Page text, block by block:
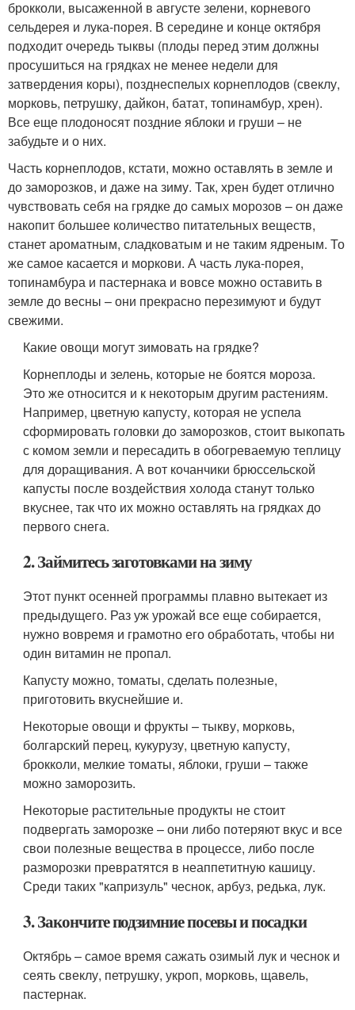
брокколи, высаженной в августе зелени, корневого
сельдерея и лука-порея. В середине и конце октября
подходит очередь тыквы (плоды перед этим должны
просушиться на грядках не менее недели для
затвердения коры), позднеспелых корнеплодов (свеклу,
морковь, петрушку, дайкон, батат, топинамбур, хрен).
Все еще плодоносят поздние яблоки и груши – не
забудьте и о них.
Часть корнеплодов, кстати, можно оставлять в земле и
до заморозков, и даже на зиму. Так, хрен будет отлично
чувствовать себя на грядке до самых морозов – он даже
накопит большее количество питательных веществ,
станет ароматным, сладковатым и не таким ядреным. То
же самое касается и моркови. А часть лука-порея,
топинамбура и пастернака и вовсе можно оставить в
земле до весны – они прекрасно перезимуют и будут
свежими.
Какие овощи могут зимовать на грядке?
Корнеплоды и зелень, которые не боятся мороза.
Это же относится и к некоторым другим растениям.
Например, цветную капусту, которая не успела
сформировать головки до заморозков, стоит выкопать
с комом земли и пересадить в обогреваемую теплицу
для доращивания. А вот кочанчики брюссельской
капусты после воздействия холода станут только
вкуснее, так что их можно оставлять на грядках до
первого снега.
2. Займитесь заготовками на зиму
Этот пункт осенней программы плавно вытекает из
предыдущего. Раз уж урожай все еще собирается,
нужно вовремя и грамотно его обработать, чтобы ни
один витамин не пропал.
Капусту можно, томаты, сделать полезные,
приготовить вкуснейшие и.
Некоторые овощи и фрукты – тыкву, морковь,
болгарский перец, кукурузу, цветную капусту,
брокколи, мелкие томаты, яблоки, груши – также
можно заморозить.
Некоторые растительные продукты не стоит
подвергать заморозке – они либо потеряют вкус и все
свои полезные вещества в процессе, либо после
разморозки превратятся в неаппетитную кашицу.
Среди таких "капризуль" чеснок, арбуз, редька, лук.
3. Закончите подзимние посевы и посадки
Октябрь – самое время сажать озимый лук и чеснок и
сеять свеклу, петрушку, укроп, морковь, щавель,
пастернак.